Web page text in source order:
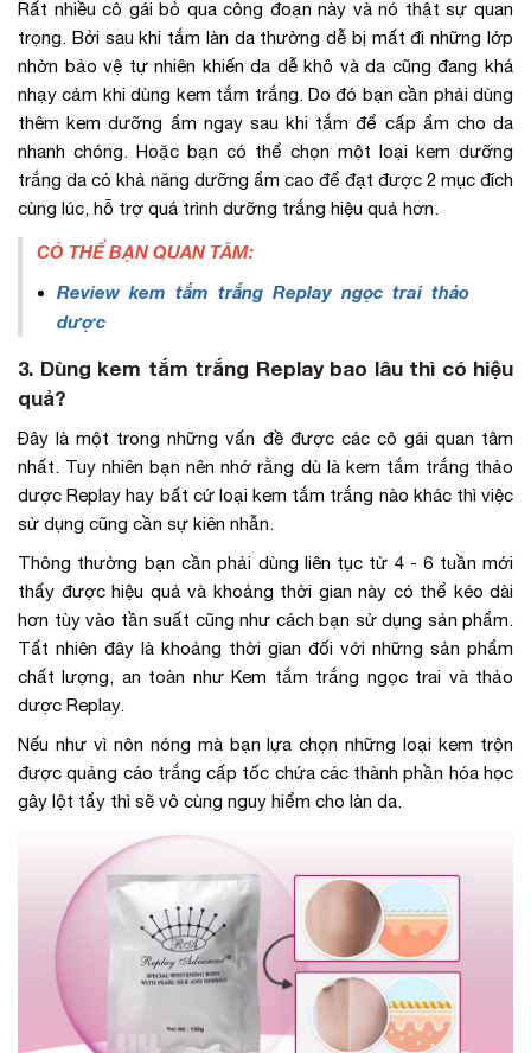
Rất nhiều cô gái bỏ qua công đoạn này và nó thật sự quan
trọng. Bởi sau khi tắm làn da thường dễ bị mất đi những lớp
nhờn bảo vệ tự nhiên khiến da dễ khô và da cũng đang khá
nhạy cảm khi dùng kem tắm trắng. Do đó bạn cần phải dùng
thêm kem dưỡng ẩm ngay sau khi tắm để cấp ẩm cho da
nhanh chóng. Hoặc bạn có thể chọn một loại kem dưỡng
trắng da có khả năng dưỡng ẩm cao để đạt được 2 mục đích
cùng lúc, hỗ trợ quá trình dưỡng trắng hiệu quả hơn.
CÓ THỂ BẠN QUAN TÂM:
Review kem tắm trắng Replay ngọc trai thảo
dược
3. Dùng kem tắm trắng Replay bao lâu thì có hiệu
quả?
Đây là một trong những vấn đề được các cô gái quan tâm
nhất. Tuy nhiên bạn nên nhớ rằng dù là kem tắm trắng thảo
dược Replay hay bất cứ loại kem tắm trắng nào khác thì việc
sử dụng cũng cần sự kiên nhẫn.
Thông thường bạn cần phải dùng liên tục từ 4 - 6 tuần mới
thấy được hiệu quả và khoảng thời gian này có thể kéo dài
hơn tùy vào tần suất cũng như cách bạn sử dụng sản phẩm.
Tất nhiên đây là khoảng thời gian đối với những sản phẩm
chất lượng, an toàn như Kem tắm trắng ngọc trai và thảo
dược Replay.
Nếu như vì nôn nóng mà bạn lựa chọn những loại kem trộn
được quảng cáo trắng cấp tốc chứa các thành phần hóa học
gây lột tẩy thì sẽ vô cùng nguy hiểm cho làn da.